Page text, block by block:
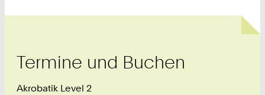
Termine und Buchen
Akrobatik Level 2